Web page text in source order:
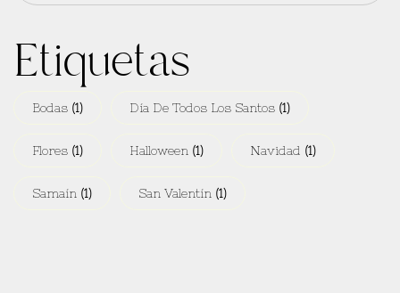
Etiquetas
Bodas (1) Día De Todos Los Santos (1)
Flores (1) Halloween (1) Navidad (1)
Samaín (1) San Valentín (1)